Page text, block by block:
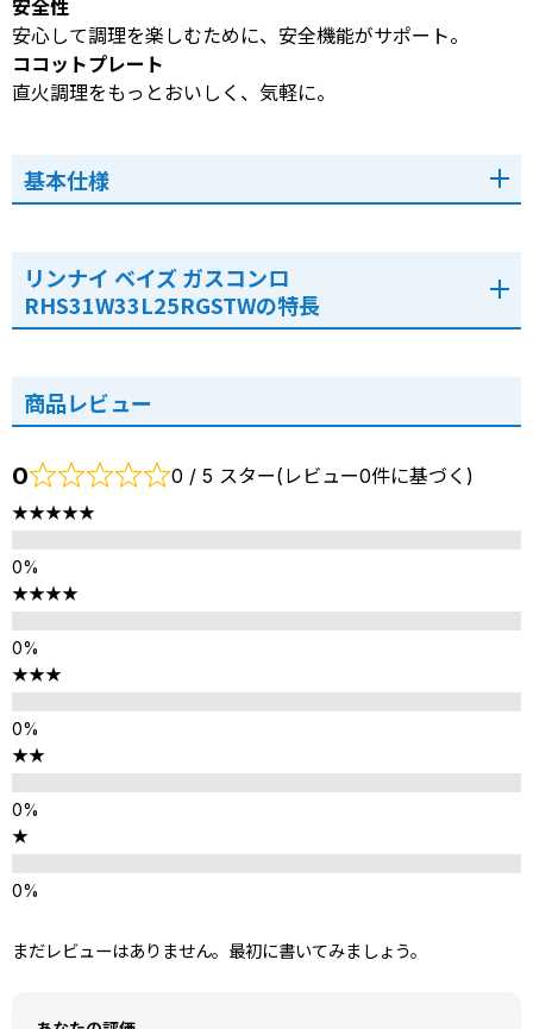
安全性
安心して調理を楽しむために、安全機能がサポート。
ココットプレート
直火調理をもっとおいしく、気軽に。
基本仕様
リンナイ ベイズ ガスコンロ
RHS31W33L25RGSTWの特長
商品レビュー
0 0 / 5 スター(レビュー0件に基づく)
★★★★★
★★★★
★★★
★★
★
まだレビューはありません。最初に書いてみましょう。